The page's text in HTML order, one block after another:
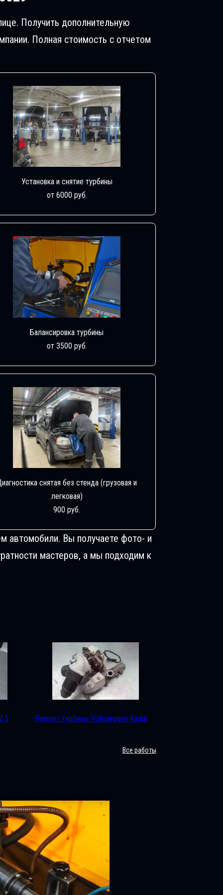
Получить дополнительную
Полная стоимость с отчетом
Установка и снятие турбины
от 6000 руб.
Балансировка турбины
от 3500 руб.
снятая без стенда (грузовая и
легковая)
900 руб.
автомобили. Вы получаете фото- и
мастеров, а мы подходим к
Ремонт турбины Volkswagen Kaddi
Все работы